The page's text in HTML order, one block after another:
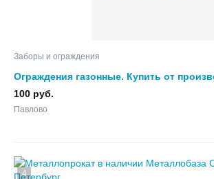
Заборы и ограждения
Ограждения газонные. Купить от
Новгород
100 руб.
Павлово
4